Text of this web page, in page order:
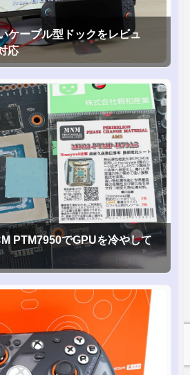
ケーブル型ドックをレビュ
応
PTM7950でGPUを冷やして